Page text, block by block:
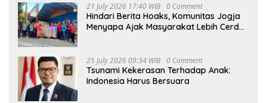
21 July 2026 17:40 WIB 0 Comment
Hindari Berita Hoaks, Komunitas Jogja
Menyapa Ajak Masyarakat Lebih Cerdas
25 July 2026 09:34 WIB 0 Comment
Tsunami Kekerasan Terhadap Anak:
Indonesia Harus Bersuara